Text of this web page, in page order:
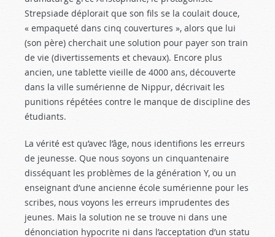
Strepsiade déplorait que son fils se la coulait douce,
« empaqueté dans cinq couvertures », alors que lui
(son père) cherchait une solution pour payer son train
de vie (divertissements et chevaux). Encore plus
ancien, une tablette vieille de 4000 ans, découverte
dans la ville sumérienne de Nippur, décrivait les
punitions répétées contre le manque de discipline des
étudiants.
La vérité est qu’avec l’âge, nous identifions les erreurs
de jeunesse. Que nous soyons un cinquantenaire
disséquant les problèmes de la génération Y, ou un
enseignant d’une ancienne école sumérienne pour les
scribes, nous voyons les erreurs imprudentes des
jeunes. Mais la solution ne se trouve ni dans une
dénonciation hypocrite ni dans l’acceptation d’un statu